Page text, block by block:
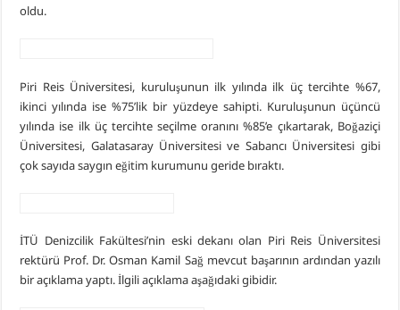
oldu.
Piri Reis Üniversitesi, kuruluşunun ilk yılında ilk üç tercihte %67,
ikinci yılında ise %75’lik bir yüzdeye sahipti. Kuruluşunun üçüncü
yılında ise ilk üç tercihte seçilme oranını %85’e çıkartarak, Boğaziçi
Üniversitesi, Galatasaray Üniversitesi ve Sabancı Üniversitesi gibi
çok sayıda saygın eğitim kurumunu geride bıraktı.
İTÜ Denizcilik Fakültesi’nin eski dekanı olan Piri Reis Üniversitesi
rektürü Prof. Dr. Osman Kamil Sağ mevcut başarının ardından yazılı
bir açıklama yaptı. İlgili açıklama aşağıdaki gibidir.